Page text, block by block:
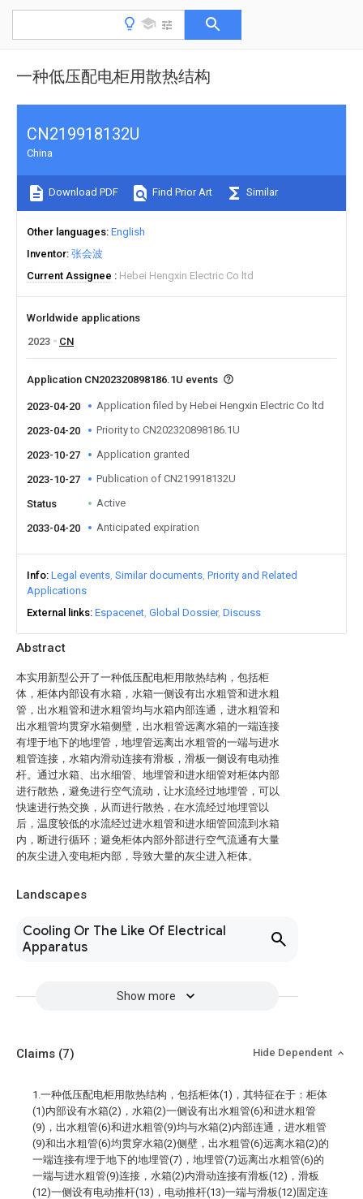
一种低压配电柜用散热结构
Abstract
本实用新型公开了一种低压配电柜用散热结构，包括柜
体，柜体内部设有水箱，水箱一侧设有出水粗管和进水粗
管，出水粗管和进水粗管均与水箱内部连通，进水粗管和
出水粗管均贯穿水箱侧壁，出水粗管远离水箱的一端连接
有埋于地下的地埋管，地埋管远离出水粗管的一端与进水
粗管连接，水箱内滑动连接有滑板，滑板一侧设有电动推
杆。通过水箱、出水细管、地埋管和进水细管对柜体内部
进行散热，避免进行空气流动，让水流经过地埋管，可以
快速进行热交换，从而进行散热，在水流经过地埋管以
后，温度较低的水流经过进水粗管和进水细管回流到水箱
内，断进行循环；避免柜体内部外部进行空气流通有大量
的灰尘进入变电柜内部，导致大量的灰尘进入柜体。
Landscapes
Cooling Or The Like Of Electrical
Apparatus
Show more
CN219918132U
China
Download PDF Find Prior Art Similar
Other languages English
Inventor 张会波
Current Assignee
Hebei Hengxin Electric Co ltd
Worldwide applications
2023
CN
Application CN202320898186.1U events
2023-04-20 Application filed by Hebei Hengxin Electric Co ltd
2023-04-20 Priority to CN202320898186.1U
2023-10-27 Application granted
2023-10-27 Publication of CN219918132U
Status Active
2033-04-20 Anticipated expiration
Info Legal events Similar documents Priority and Related
Applications
External links Espacenet Global Dossier Discuss
Claims (7) Hide Dependent
1.一种低压配电柜用散热结构，包括柜体(1)，其特征在于：柜体
(1)内部设有水箱(2)，水箱(2)一侧设有出水粗管(6)和进水粗管
(9)，出水粗管(6)和进水粗管(9)均与水箱(2)内部连通，进水粗管
(9)和出水粗管(6)均贯穿水箱(2)侧壁，出水粗管(6)远离水箱(2)的
一端连接有埋于地下的地埋管(7)，地埋管(7)远离出水粗管(6)的
一端与进水粗管(9)连接，水箱(2)内滑动连接有滑板(12)，滑板
(12)一侧设有电动推杆(13)，电动推杆(13)一端与滑板(12)固定连